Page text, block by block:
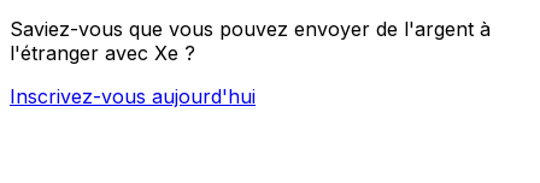
Saviez-vous que vous pouvez envoyer de l'argent à
l'étranger avec Xe ?
Inscrivez-vous aujourd'hui